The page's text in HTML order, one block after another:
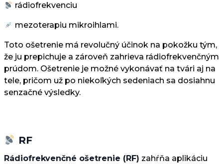
rádiofrekvenciu
mezoterapiu mikroihlami.
Toto ošetrenie má revolučný účinok na pokožku tým,
že ju prepichuje a zároveň zahrieva rádiofrekvenčným
prúdom. Ošetrenie je možné vykonávať na tvári aj na
tele, pričom už po niekoľkých sedeniach sa dosiahnu
senzačné výsledky.
RF
Rádiofrekvenčné ošetrenie (RF) zahŕňa aplikáciu